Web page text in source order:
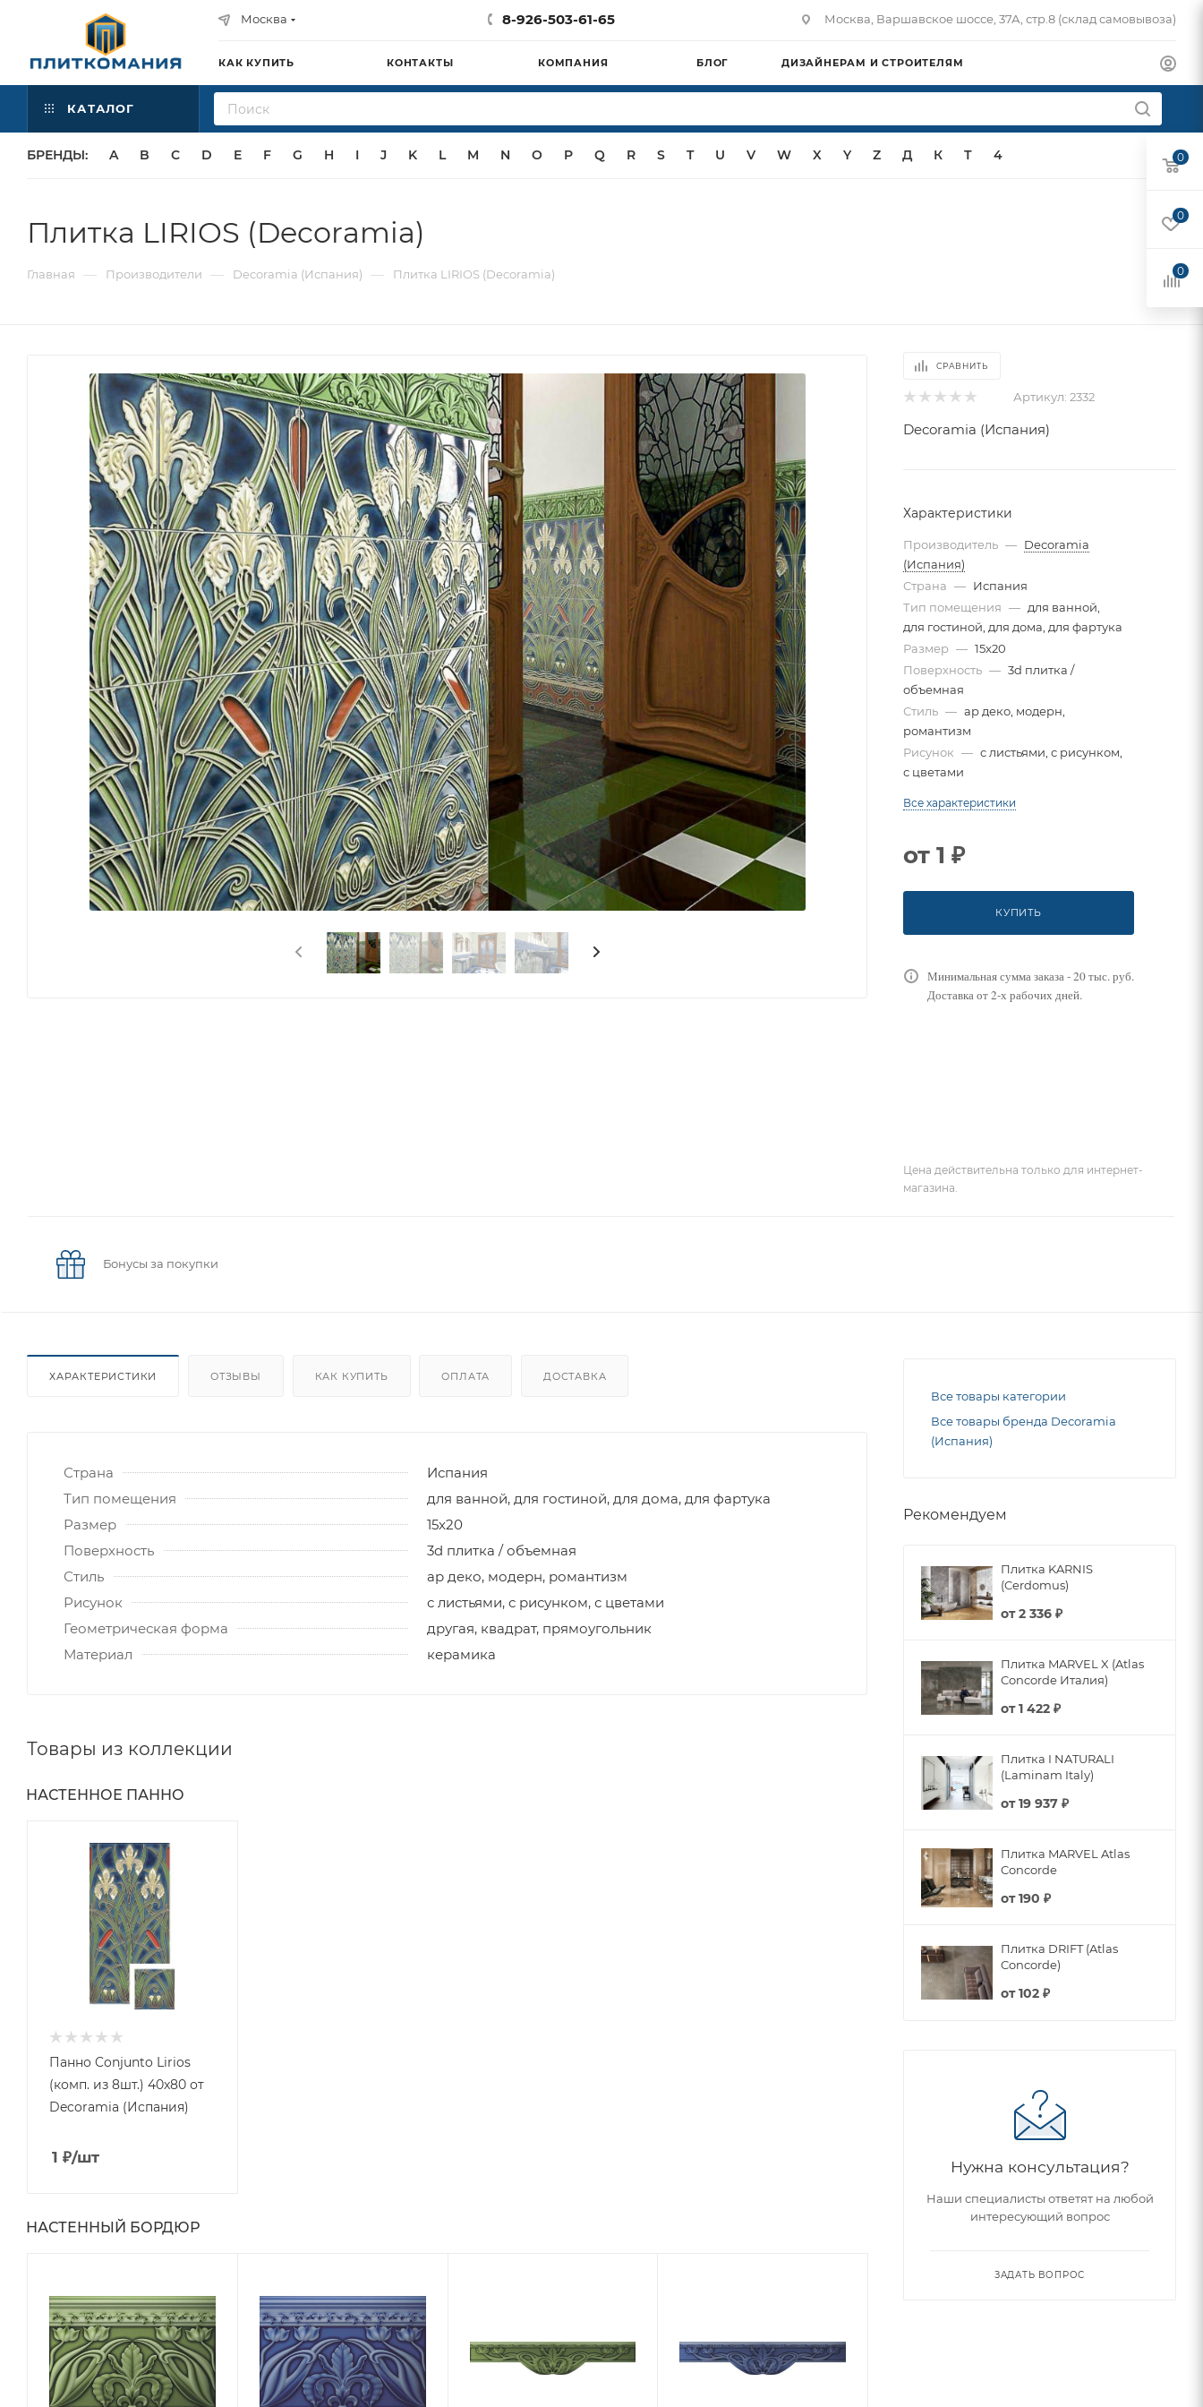
Москва 8-926-503-61-65 Москва, Варшавское шоссе, 37А, стр.8 (склад самовывоза)
КАК КУПИТЬ КОНТАКТЫ КОМПАНИЯ БЛОГ ДИЗАЙНЕРАМ И СТРОИТЕЛЯМ
КАТАЛОГ
БРЕНДЫ: A B C D E F G H I J K L M N O P Q R S T U V W X Y Z Д К Т 4
Плитка LIRIOS (Decoramia)
Главная — Производители — Decoramia (Испания) — Плитка LIRIOS (Decoramia)
СРАВНИТЬ
Артикул: 2332
Decoramia (Испания)
Характеристики
Производитель — Decoramia
(Испания)
Страна — Испания
Тип помещения — для ванной,
для гостиной, для дома, для фартука
Размер — 15x20
Поверхность — 3d плитка /
объемная
Стиль — ар деко, модерн,
романтизм
Рисунок — с листьями, с рисунком,
с цветами
Все характеристики
от 1 ₽
КУПИТЬ
Минимальная сумма заказа - 20 тыс. руб.
Доставка от 2-х рабочих дней.
Цена действительна только для интернет-
магазина.
Бонусы за покупки
ХАРАКТЕРИСТИКИ ОТЗЫВЫ КАК КУПИТЬ ОПЛАТА ДОСТАВКА
Страна
Испания
Тип помещения
для ванной, для гостиной, для дома, для фартука
Размер
15x20
Поверхность
3d плитка / объемная
Стиль
ар деко, модерн, романтизм
Рисунок
с листьями, с рисунком, с цветами
Геометрическая форма
другая, квадрат, прямоугольник
Материал
керамика
Товары из коллекции
НАСТЕННОЕ ПАННО
Панно Conjunto Lirios
(комп. из 8шт.) 40x80 от
Decoramia (Испания)
1 ₽/шт
НАСТЕННЫЙ БОРДЮР
Все товары категории
Все товары бренда Decoramia
(Испания)
Рекомендуем
Плитка KARNIS
(Cerdomus)
от2 336 ₽
Плитка MARVEL X (Atlas
Concorde Италия)
от1 422 ₽
Плитка I NATURALI
(Laminam Italy)
от19 937 ₽
Плитка MARVEL Atlas
Concorde
от190 ₽
Плитка DRIFT (Atlas
Concorde)
от102 ₽
Нужна консультация?
Наши специалисты ответят на любой
интересующий вопрос
ЗАДАТЬ ВОПРОС
0
0
0